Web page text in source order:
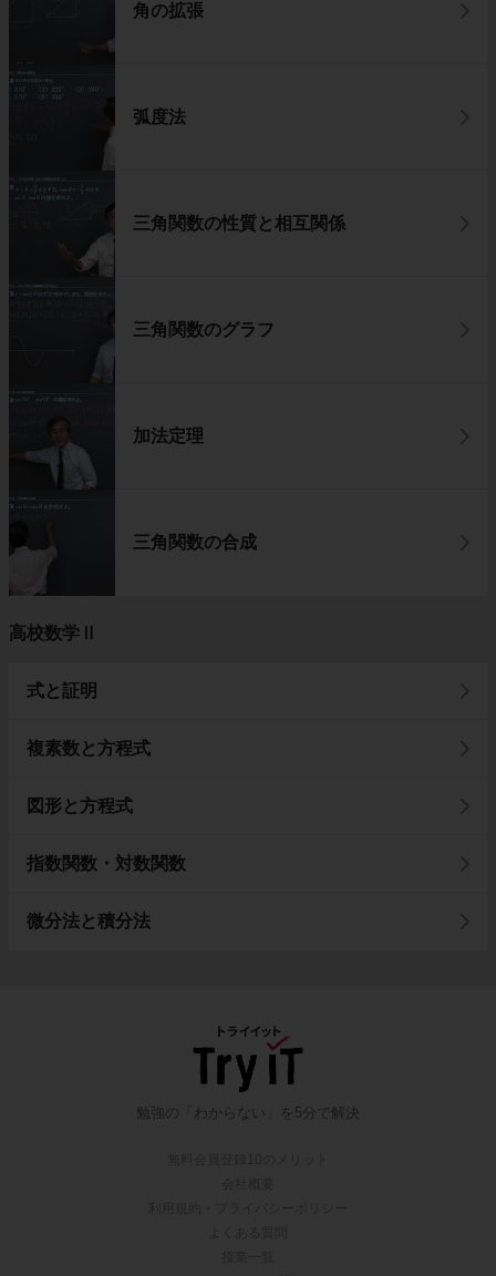
角の拡張
弧度法
三角関数の性質と相互関係
三角関数のグラフ
加法定理
三角関数の合成
高校数学Ⅱ
式と証明
複素数と方程式
図形と方程式
指数関数・対数関数
微分法と積分法
勉強の「わからない」を5分で解決